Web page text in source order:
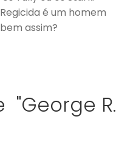
é um homem
assim?
"George R.